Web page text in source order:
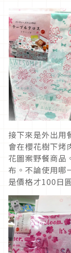
接下來是外出用
會在櫻花樹下烤
花圖案野餐商品
布。不論使用哪
是價格才100日